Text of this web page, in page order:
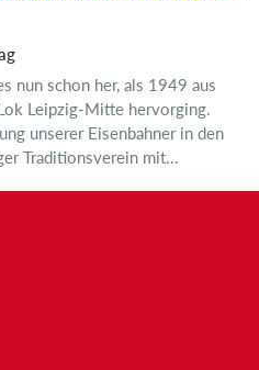
nun schon her, als 1949 aus
Leipzig-Mitte hervorging.
unserer Eisenbahner in den
Traditionsverein mit...